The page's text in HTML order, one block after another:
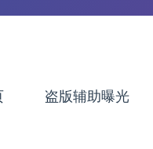
盗版辅助曝光